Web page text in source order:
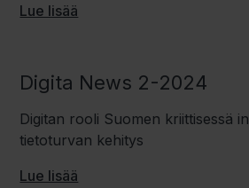
Lue lisää
Digita News 2-2024
Digitan rooli Suomen kriittisessä
tietoturvan kehitys
Lue lisää